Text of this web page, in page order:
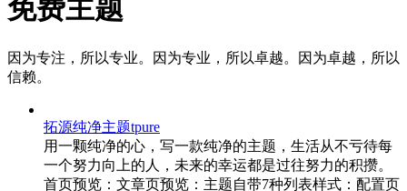
免费主题
因为专注，所以专业。因为专业，所以卓越。因为卓越，所以
信赖。
拓源纯净主题tpure
用一颗纯净的心，写一款纯净的主题，生活从不亏待每
一个努力向上的人，未来的幸运都是过往努力的积攒。
首页预览：文章页预览：主题自带7种列表样式：配置页